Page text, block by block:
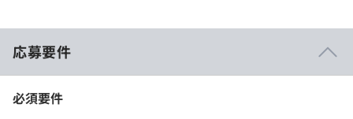
応募要件
必須要件